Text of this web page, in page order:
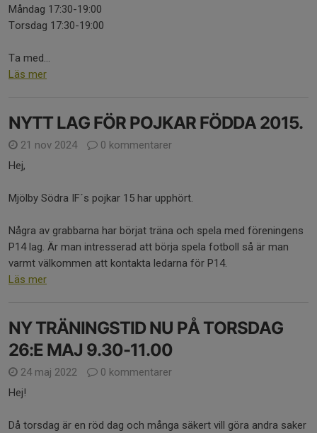
Måndag 17:30-19:00
Torsdag 17:30-19:00
Ta med...
Läs mer
NYTT LAG FÖR POJKAR FÖDDA 2015.
21 nov 2024
0 kommentarer
Hej,
Mjölby Södra IF´s pojkar 15 har upphört.
Några av grabbarna har börjat träna och spela med föreningens
P14 lag. Är man intresserad att börja spela fotboll så är man
varmt välkommen att kontakta ledarna för P14.
Läs mer
NY TRÄNINGSTID NU PÅ TORSDAG
26:E MAJ 9.30-11.00
24 maj 2022
0 kommentarer
Hej!
Då torsdag är en röd dag och många säkert vill göra andra saker